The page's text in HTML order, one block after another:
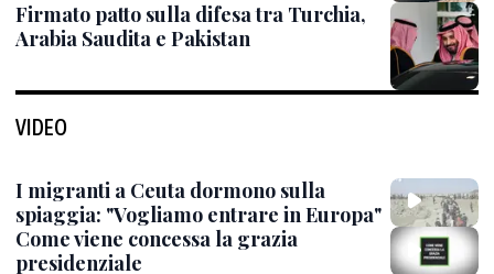
Firmato patto sulla difesa tra Turchia,
Arabia Saudita e Pakistan
VIDEO
I migranti a Ceuta dormono sulla
spiaggia: "Vogliamo entrare in Europa"
Come viene concessa la grazia
presidenziale